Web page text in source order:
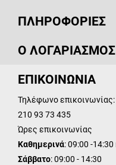
ΠΛΗΡΟΦΟΡΙΕΣ
Ο
ΕΠΙΚΟΙΝΩΝΙΑ
Τηλέφωνο επικοινωνίας:
210 93 73 435
Ώρες επικοινωνίας
Καθημερινά: 09:00 -14:30
Σάββατο: 09:00 - 14:30